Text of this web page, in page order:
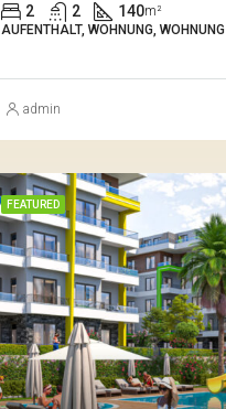
2 2 140m²
AUFENTHALT, WOHNUNG, WOHNUNG
admin
FEATURED